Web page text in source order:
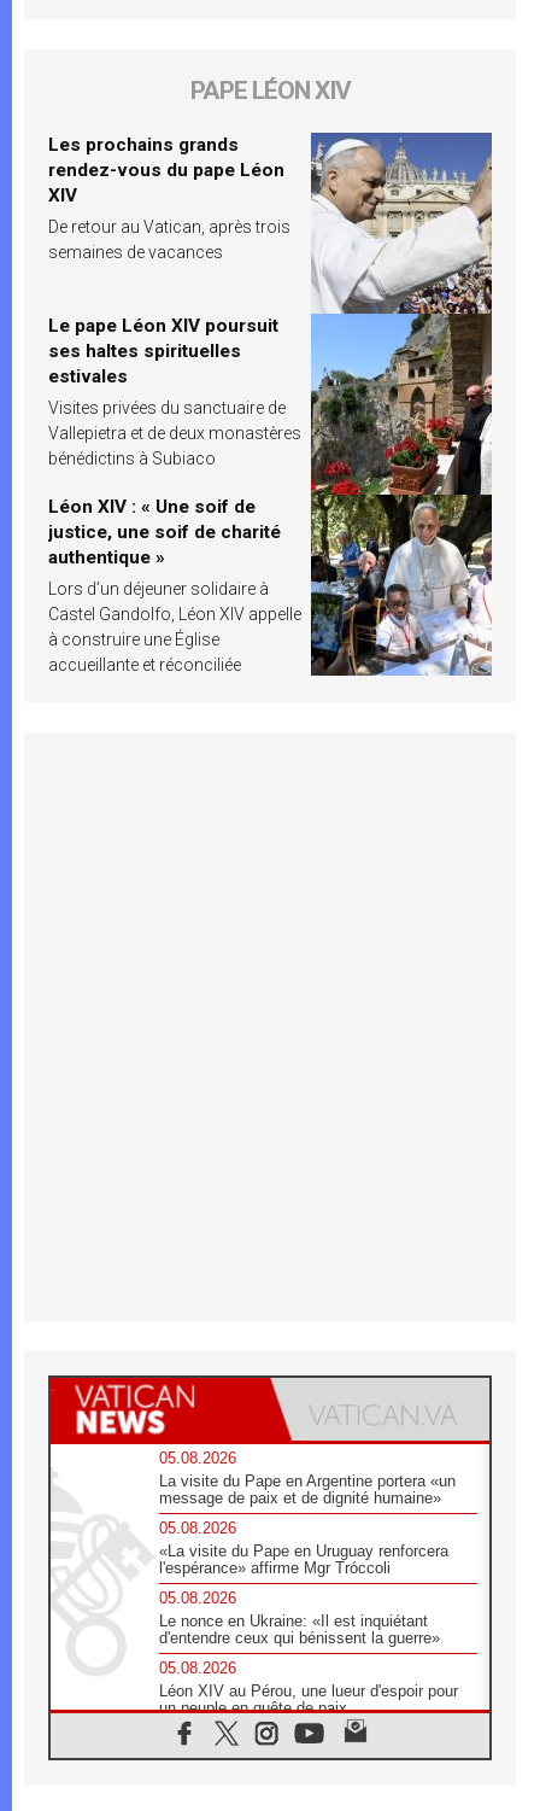
PAPE LÉON XIV
Les prochains grands
rendez-vous du pape Léon
XIV
De retour au Vatican, après trois
semaines de vacances
Le pape Léon XIV poursuit
ses haltes spirituelles
estivales
Visites privées du sanctuaire de
Vallepietra et de deux monastères
bénédictins à Subiaco
Léon XIV : « Une soif de
justice, une soif de charité
authentique »
Lors d’un déjeuner solidaire à
Castel Gandolfo, Léon XIV appelle
à construire une Église
accueillante et réconciliée
05.08.2026
La visite du Pape en Argentine portera «un
message de paix et de dignité humaine»
05.08.2026
«La visite du Pape en Uruguay renforcera
l'espérance» affirme Mgr Tróccoli
05.08.2026
Le nonce en Ukraine: «Il est inquiétant
d'entendre ceux qui bénissent la guerre»
05.08.2026
Léon XIV au Pérou, une lueur d'espoir pour
un peuple en quête de paix
05.08.2026
SCEAM: L'Église en Afrique vers